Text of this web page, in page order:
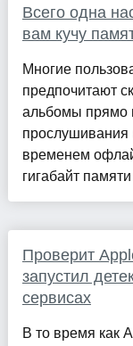
Всего одна
вам кучу
Многие
предпочитают
альбомы прямо
временем
гигабайт
Проверит
запустил
сервисах
В то время как